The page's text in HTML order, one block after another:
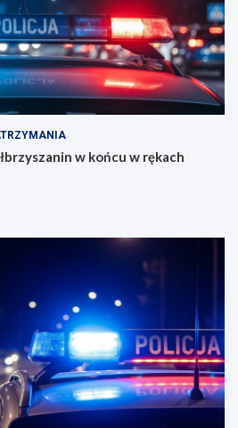
w końcu w rękach